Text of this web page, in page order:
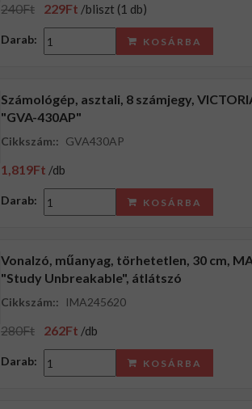
240Ft 229Ft /bliszt (1 db)
Darab: KOSÁRBA
Számológép, asztali, 8 számjegy,
"GVA-430AP"
Cikkszám:: GVA430AP
1,819Ft /db
Darab: KOSÁRBA
Vonalzó, műanyag, törhetetlen, 30 cm,
"Study Unbreakable", átlátszó
Cikkszám:: IMA245620
280Ft 262Ft /db
Darab: KOSÁRBA